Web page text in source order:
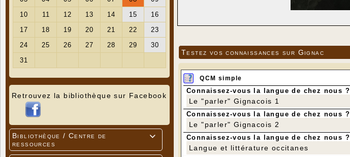
Retrouvez la bibliothèque sur Facebook

Bibliothèque / Centre de
ressources
Testez vos connaissances sur Gignac
QCM simple
Connaissez-vous la langue de chez nous ?
Le "parler" Gignacois 1
Connaissez-vous la langue de chez nous ?
Le "parler" Gignacois 2
Connaissez-vous la langue de chez nous ?
Langue et littérature occitanes